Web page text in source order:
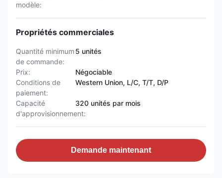
modèle:
Propriétés commerciales
Quantité minimum
de commande:
5 unités
Prix:
Négociable
Conditions de
paiement:
Western Union, L/C, T/T, D/P
Capacité
d'approvisionnement:
320 unités par mois
Demande maintenant